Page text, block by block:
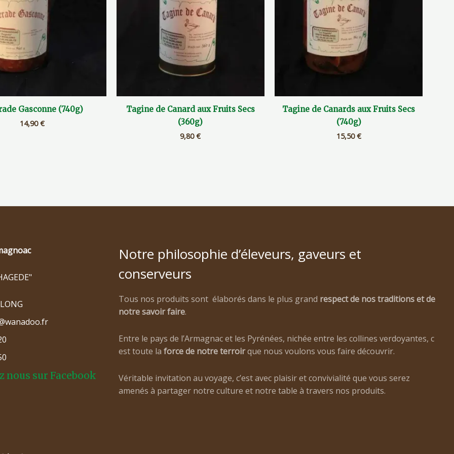
Gasconne (740g)
14,90€
Tagine de Canard aux Fruits Secs
(360g)
9,80€
Tagine de Canards aux Fruits Secs
(740g)
15,50€
nous sur Facebook
Notre philosophie d’éleveurs, gaveurs et
conserveurs
Tous nos produits sont élaborés dans le plus grand respect de nos traditions et de
notre savoir faire.
Entre le pays de l’Armagnac et les Pyrénées, nichée entre les collines verdoyantes, c
est toute la force de notre terroirque nous voulons vous faire découvrir.
Véritable invitation au voyage, c’est avec plaisir et convivialité que vous serez
amenés à partager notre culture et notre table à travers nos produits.